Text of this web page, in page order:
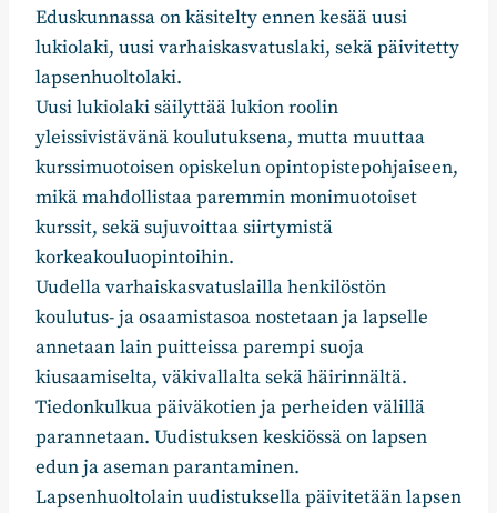
Eduskunnassa on käsitelty ennen kesää uusi
lukiolaki, uusi varhaiskasvatuslaki, sekä päivitetty
lapsenhuoltolaki.
Uusi lukiolaki säilyttää lukion roolin
yleissivistävänä koulutuksena, mutta muuttaa
kurssimuotoisen opiskelun opintopistepohjaiseen,
mikä mahdollistaa paremmin monimuotoiset
kurssit, sekä sujuvoittaa siirtymistä
korkeakouluopintoihin.
Uudella varhaiskasvatuslailla henkilöstön
koulutus- ja osaamistasoa nostetaan ja lapselle
annetaan lain puitteissa parempi suoja
kiusaamiselta, väkivallalta sekä häirinnältä.
Tiedonkulkua päiväkotien ja perheiden välillä
parannetaan. Uudistuksen keskiössä on lapsen
edun ja aseman parantaminen.
Lapsenhuoltolain uudistuksella päivitetään lapsen